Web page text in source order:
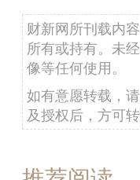
财新网所刊载内
所有或持有。未
像等任何使用。
如有意愿转载，
及授权后，方可转